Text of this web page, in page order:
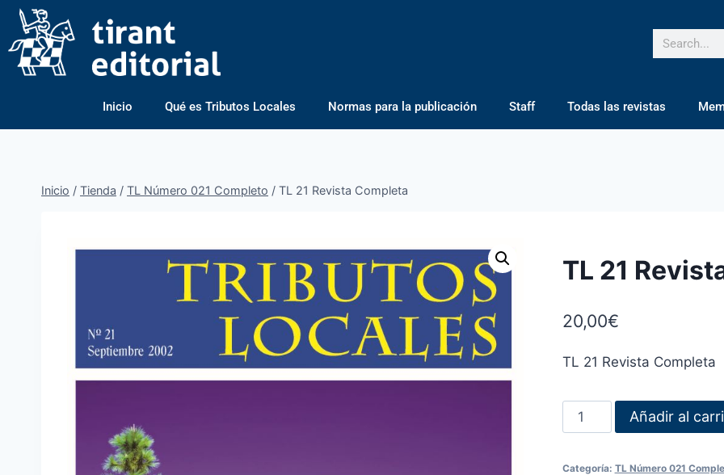
Inicio Qué es Tributos Locales Normas para la publicación Staff Todas las revistas
Inicio / Tienda / TL Número 021 Completo / TL 21 Revista Completa
TL 21
20,00€
TL 21 Revista Completa
Añadir al
Categoría: TL Número 021